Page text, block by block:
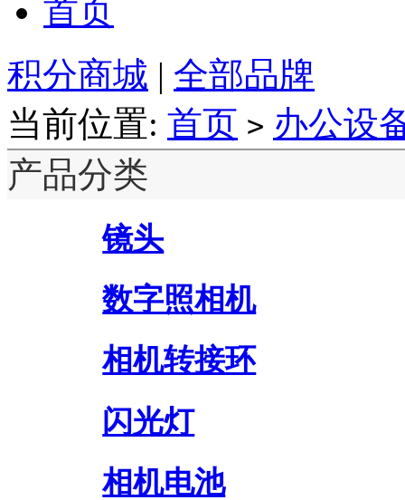
首页
积分商城 | 全部品牌
当前位置: 首页 > 办公设
产品分类
镜头
数字照相机
相机转接环
闪光灯
相机电池